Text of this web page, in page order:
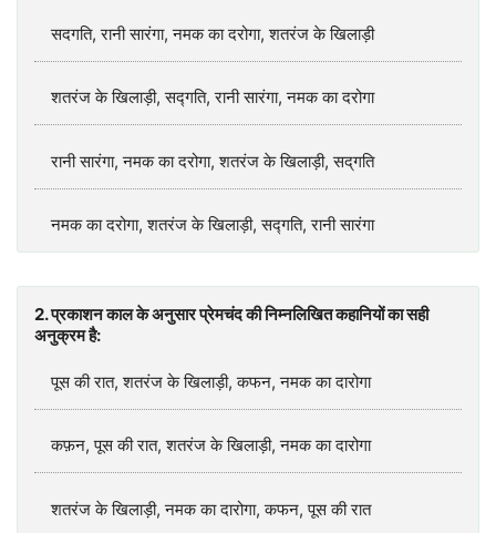
सदगति, रानी सारंगा, नमक का दरोगा, शतरंज के खिलाड़ी
शतरंज के खिलाड़ी, सद्गति, रानी सारंगा, नमक का दरोगा
रानी सारंगा, नमक का दरोगा, शतरंज के खिलाड़ी, सद्‌गति
नमक का दरोगा, शतरंज के खिलाड़ी, सद्गति, रानी सारंगा
2. प्रकाशन काल के अनुसार प्रेमचंद की निम्नलिखित कहानियों का सही
अनुक्रम है:
पूस की रात, शतरंज के खिलाड़ी, कफन, नमक का दारोगा
कफ़न, पूस की रात, शतरंज के खिलाड़ी, नमक का दारोगा
शतरंज के खिलाड़ी, नमक का दारोगा, कफन, पूस की रात